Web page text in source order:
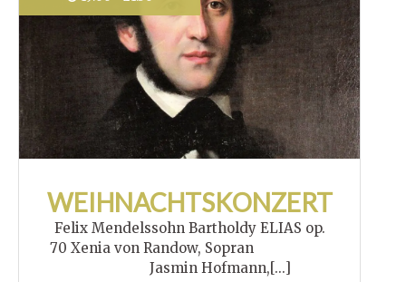
WEIHNACHTSKONZERT
Felix Mendelssohn Bartholdy ELIAS op.
70 Xenia von Randow, Sopran
Jasmin Hofmann,[...]